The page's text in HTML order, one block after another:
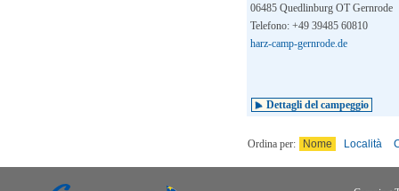
06485 Quedlinburg OT Gernrode
Telefono: +49 39485 60810
harz-camp-gernrode.de
Dettagli del campeggio
Ordina per: Nome Località